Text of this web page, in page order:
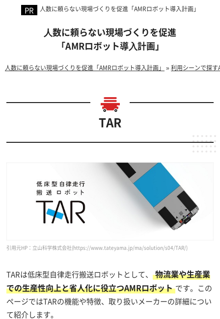
人数に頼らない現場づくりを促進「AMRロボット導入計画」
⼈数に頼らない現場づくりを促進
「AMRロボット導⼊計画」
人数に頼らない現場づくりを促進「AMRロボット導入計画」 »利用シーンで探
TAR
引用元HP：立山科学株式会社(https://www.tateyama.jp/ma/solution/s04/TAR/)
TARは低床型自律走行搬送ロボットとして、 物流業や生産業
での生産性向上と省人化に役立つAMRロボット です。この
ページではTARの機能や特徴、取り扱いメーカーの詳細につい
て紹介します。